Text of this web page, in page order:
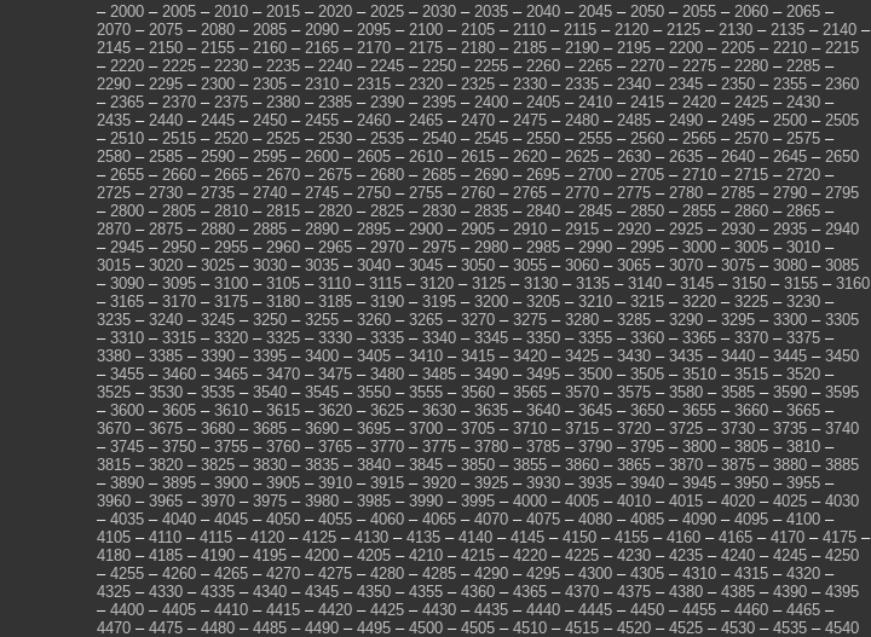
– 2000 – 2005 – 2010 – 2015 – 2020 – 2025 – 2030 – 2035 – 2040 – 2045 – 2050 – 2055 – 2060 – 2065 –
2070 – 2075 – 2080 – 2085 – 2090 – 2095 – 2100 – 2105 – 2110 – 2115 – 2120 – 2125 – 2130 – 2135 – 2140 –
2145 – 2150 – 2155 – 2160 – 2165 – 2170 – 2175 – 2180 – 2185 – 2190 – 2195 – 2200 – 2205 – 2210 – 2215
– 2220 – 2225 – 2230 – 2235 – 2240 – 2245 – 2250 – 2255 – 2260 – 2265 – 2270 – 2275 – 2280 – 2285 –
2290 – 2295 – 2300 – 2305 – 2310 – 2315 – 2320 – 2325 – 2330 – 2335 – 2340 – 2345 – 2350 – 2355 – 2360
– 2365 – 2370 – 2375 – 2380 – 2385 – 2390 – 2395 – 2400 – 2405 – 2410 – 2415 – 2420 – 2425 – 2430 –
2435 – 2440 – 2445 – 2450 – 2455 – 2460 – 2465 – 2470 – 2475 – 2480 – 2485 – 2490 – 2495 – 2500 – 2505
– 2510 – 2515 – 2520 – 2525 – 2530 – 2535 – 2540 – 2545 – 2550 – 2555 – 2560 – 2565 – 2570 – 2575 –
2580 – 2585 – 2590 – 2595 – 2600 – 2605 – 2610 – 2615 – 2620 – 2625 – 2630 – 2635 – 2640 – 2645 – 2650
– 2655 – 2660 – 2665 – 2670 – 2675 – 2680 – 2685 – 2690 – 2695 – 2700 – 2705 – 2710 – 2715 – 2720 –
2725 – 2730 – 2735 – 2740 – 2745 – 2750 – 2755 – 2760 – 2765 – 2770 – 2775 – 2780 – 2785 – 2790 – 2795
– 2800 – 2805 – 2810 – 2815 – 2820 – 2825 – 2830 – 2835 – 2840 – 2845 – 2850 – 2855 – 2860 – 2865 –
2870 – 2875 – 2880 – 2885 – 2890 – 2895 – 2900 – 2905 – 2910 – 2915 – 2920 – 2925 – 2930 – 2935 – 2940
– 2945 – 2950 – 2955 – 2960 – 2965 – 2970 – 2975 – 2980 – 2985 – 2990 – 2995 – 3000 – 3005 – 3010 –
3015 – 3020 – 3025 – 3030 – 3035 – 3040 – 3045 – 3050 – 3055 – 3060 – 3065 – 3070 – 3075 – 3080 – 3085
– 3090 – 3095 – 3100 – 3105 – 3110 – 3115 – 3120 – 3125 – 3130 – 3135 – 3140 – 3145 – 3150 – 3155 – 3160
– 3165 – 3170 – 3175 – 3180 – 3185 – 3190 – 3195 – 3200 – 3205 – 3210 – 3215 – 3220 – 3225 – 3230 –
3235 – 3240 – 3245 – 3250 – 3255 – 3260 – 3265 – 3270 – 3275 – 3280 – 3285 – 3290 – 3295 – 3300 – 3305
– 3310 – 3315 – 3320 – 3325 – 3330 – 3335 – 3340 – 3345 – 3350 – 3355 – 3360 – 3365 – 3370 – 3375 –
3380 – 3385 – 3390 – 3395 – 3400 – 3405 – 3410 – 3415 – 3420 – 3425 – 3430 – 3435 – 3440 – 3445 – 3450
– 3455 – 3460 – 3465 – 3470 – 3475 – 3480 – 3485 – 3490 – 3495 – 3500 – 3505 – 3510 – 3515 – 3520 –
3525 – 3530 – 3535 – 3540 – 3545 – 3550 – 3555 – 3560 – 3565 – 3570 – 3575 – 3580 – 3585 – 3590 – 3595
– 3600 – 3605 – 3610 – 3615 – 3620 – 3625 – 3630 – 3635 – 3640 – 3645 – 3650 – 3655 – 3660 – 3665 –
3670 – 3675 – 3680 – 3685 – 3690 – 3695 – 3700 – 3705 – 3710 – 3715 – 3720 – 3725 – 3730 – 3735 – 3740
– 3745 – 3750 – 3755 – 3760 – 3765 – 3770 – 3775 – 3780 – 3785 – 3790 – 3795 – 3800 – 3805 – 3810 –
3815 – 3820 – 3825 – 3830 – 3835 – 3840 – 3845 – 3850 – 3855 – 3860 – 3865 – 3870 – 3875 – 3880 – 3885
– 3890 – 3895 – 3900 – 3905 – 3910 – 3915 – 3920 – 3925 – 3930 – 3935 – 3940 – 3945 – 3950 – 3955 –
3960 – 3965 – 3970 – 3975 – 3980 – 3985 – 3990 – 3995 – 4000 – 4005 – 4010 – 4015 – 4020 – 4025 – 4030
– 4035 – 4040 – 4045 – 4050 – 4055 – 4060 – 4065 – 4070 – 4075 – 4080 – 4085 – 4090 – 4095 – 4100 –
4105 – 4110 – 4115 – 4120 – 4125 – 4130 – 4135 – 4140 – 4145 – 4150 – 4155 – 4160 – 4165 – 4170 – 4175 –
4180 – 4185 – 4190 – 4195 – 4200 – 4205 – 4210 – 4215 – 4220 – 4225 – 4230 – 4235 – 4240 – 4245 – 4250
– 4255 – 4260 – 4265 – 4270 – 4275 – 4280 – 4285 – 4290 – 4295 – 4300 – 4305 – 4310 – 4315 – 4320 –
4325 – 4330 – 4335 – 4340 – 4345 – 4350 – 4355 – 4360 – 4365 – 4370 – 4375 – 4380 – 4385 – 4390 – 4395
– 4400 – 4405 – 4410 – 4415 – 4420 – 4425 – 4430 – 4435 – 4440 – 4445 – 4450 – 4455 – 4460 – 4465 –
4470 – 4475 – 4480 – 4485 – 4490 – 4495 – 4500 – 4505 – 4510 – 4515 – 4520 – 4525 – 4530 – 4535 – 4540